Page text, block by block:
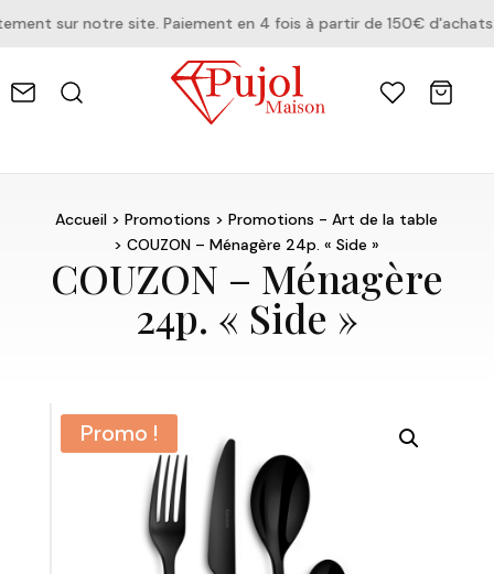
sur notre site. Paiement en 4 fois à partir de 150€ d'achats.
Accueil >Promotions >Promotions - Art de la table
> COUZON – Ménagère 24p. « Side »
COUZON – Ménagère
24p. « Side »
Promo !